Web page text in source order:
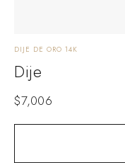
DIJE DE ORO 14K
Dije
$7,006